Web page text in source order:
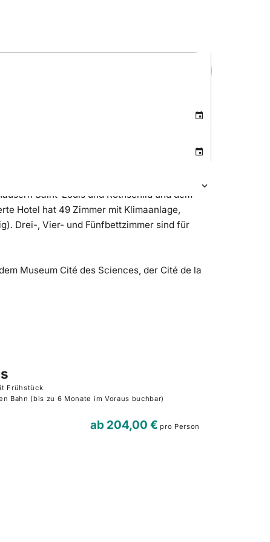
Saint-Louis und Rothschild und dem
Hotel hat 49 Zimmer mit Klimaanlage,
Drei-, Vier- und Fünfbettzimmer sind für
Museum Cité des Sciences, der Cité de la
Frühstück
Bahn (bis zu 6 Monate im Voraus buchbar)
ab 204,00 € pro Person